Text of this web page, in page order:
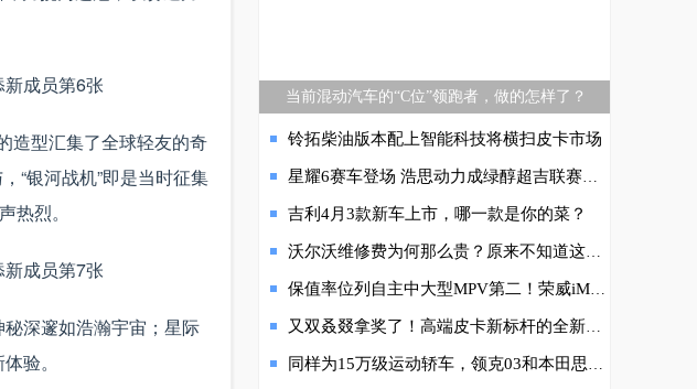
造型汇集了全球轻友的奇
“银河战机”即是当时征集
热烈。
深邃如浩瀚宇宙；星际
验。
当前混动汽车的“C位”领跑者，做的怎样了？
铃拓柴油版本配上智能科技将横扫皮卡市场
星耀6赛车登场 浩思动力成绿醇超吉联赛核心技术伙伴
吉利4月3款新车上市，哪一款是你的菜？
沃尔沃维修费为何那么贵？原来不知道这两招
保值率位列自主中大型MPV第二！荣威iMAX8 DMH新陆尊即将上市
又双叒叕拿奖了！高端皮卡新标杆的全新一代D-MAX 这几波操作很“猛虎下山”
同样为15万级运动轿车，领克03和本田思域区别在哪里？